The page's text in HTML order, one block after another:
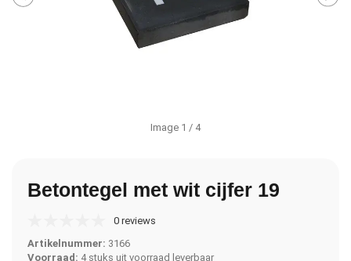
Image 1 / 4
Betontegel met wit cijfer 19
0 reviews
Artikelnummer: 3166
Voorraad: 4 stuks uit voorraad leverbaar